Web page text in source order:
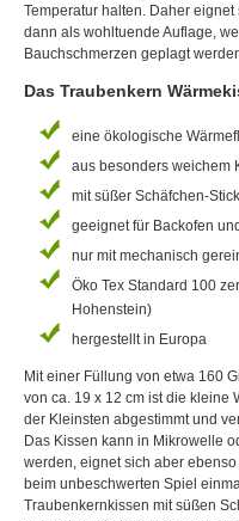
Temperatur halten. Daher
dann als wohltuende Auflage,
Bauchschmerzen geplagt
Das Traubenkern
eine ökologische
aus besonders weichem
mit süßer Schäfchen-
geeignet für Backofen
nur mit mechanisch
Öko Tex Standard 100
Hohenstein)
hergestellt in Europa
Mit einer Füllung von etwa 160
von ca. 19 x 12 cm ist die kleine
der Kleinsten abgestimmt und
Das Kissen kann in Mikrowelle
werden, eignet sich aber
beim unbeschwerten Spiel
Traubenkernkissen mit süßen